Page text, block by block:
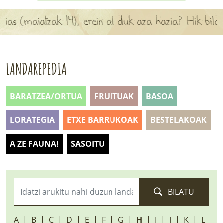
APARTEN MAPA
LURRERAKO BIDE LAGUN
BIZI BARATZEA LIBURUA
SENDABELARRAK
ETXEKO LANDAREAK
LANDAREPEDIA
ALBISTEAK
14), erein al duk aza hazia? Hik bilduren duk
LANDAREPEDIA
BARATZEA/ORTUA FRUITUAK BASOA
LORATEGIA ETXE BARRUKOAK BESTELAKOAK
A ZE FAUNA! SASOITU
BILATU
A B C D E F G H I J K
L